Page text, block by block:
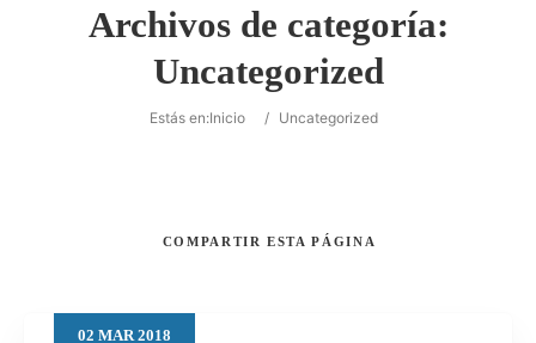
Archivos de categoría:
Uncategorized
Estás en:Inicio / Uncategorized
COMPARTIR ESTA PÁGINA
02 MAR2018